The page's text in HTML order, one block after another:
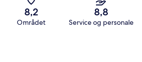
8,2
Området
8,8
Service og personale